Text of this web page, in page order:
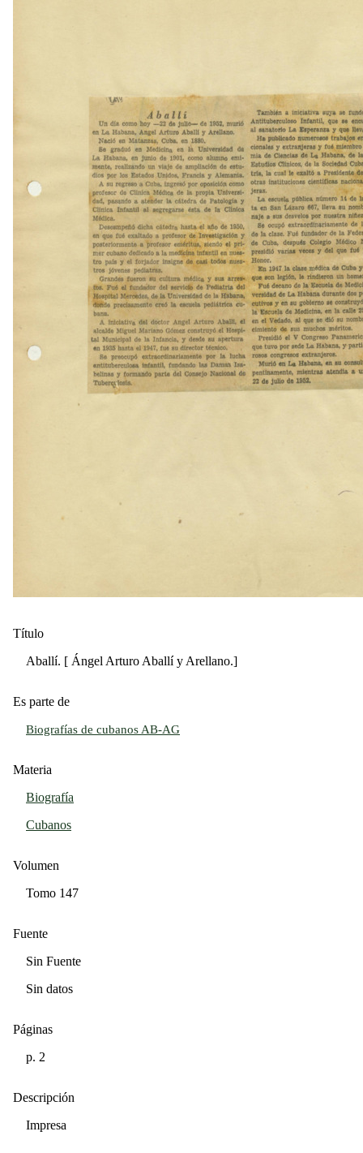
Título
Aballí. [ Ángel Arturo Aballí y Arellano.]
Es parte de
Biografías de cubanos AB-AG
Materia
Biografía
Cubanos
Volumen
Tomo 147
Fuente
Sin Fuente
Sin datos
Páginas
p. 2
Descripción
Impresa